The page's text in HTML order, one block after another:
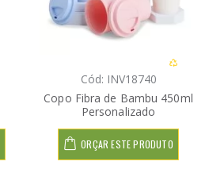
Cód: INV18740
Copo Fibra de Bambu 450ml
Personalizado
ORÇAR ESTE PRODUTO